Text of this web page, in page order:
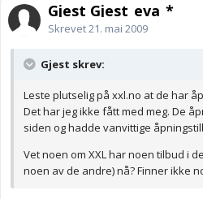
Gjest Gjest_eva_*
Skrevet21. mai 2009
Gjest skrev:
Leste plutselig på xxl.no at de har
Det har jeg ikke fått med meg. De
siden og hadde vanvittige
Vet noen om XXL har noen tilbud i
noen av de andre) nå? Finner ikke